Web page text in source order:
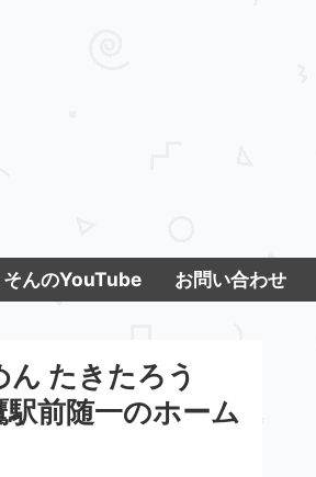
そんのYouTube お問い合わせ
ん たきたろう
前随一のホーム